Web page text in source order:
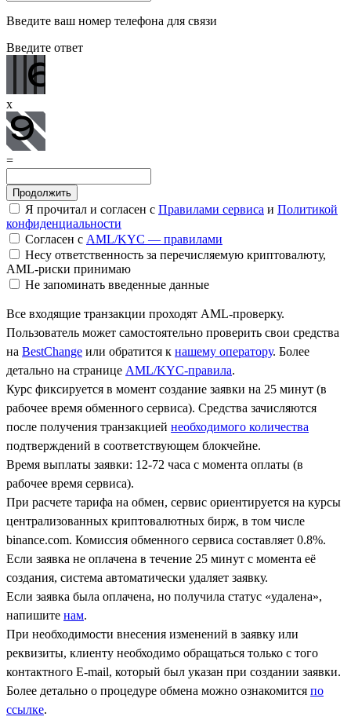
Введите ваш номер телефона для связи
Введите ответ
x
=
Я прочитал и согласен с Правилами сервиса и Политикой
конфиденциальности
Согласен с AML/KYC — правилами
Несу ответственность за перечисляемую криптовалюту,
AML-риски принимаю
Не запоминать введенные данные
Все входящие транзакции проходят AML-проверку.
Пользователь может самостоятельно проверить свои средства
на BestChange или обратится к нашему оператору. Более
детально на странице AML/KYC-правила.
Курс фиксируется в момент создание заявки на 25 минут (в
рабочее время обменного сервиса). Средства зачисляются
после получения транзакцией необходимого количества
подтверждений в соответствующем блокчейне.
Время выплаты заявки: 12-72 часа с момента оплаты (в
рабочее время сервиса).
При расчете тарифа на обмен, сервис ориентируется на курсы
централизованных криптовалютных бирж, в том числе
binance.com. Комиссия обменного сервиса составляет 0.8%.
Если заявка не оплачена в течение 25 минут с момента её
создания, система автоматически удаляет заявку.
Если заявка была оплачена, но получила статус «удалена»,
напишите нам.
При необходимости внесения изменений в заявку или
реквизиты, клиенту необходимо обращаться только с того
контактного Е-mail, который был указан при создании заявки.
Более детально о процедуре обмена можно ознакомится по
ссылке.